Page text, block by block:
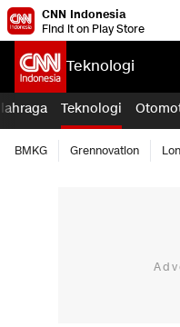
CNN Indonesia
Find it on Play Store
Teknologi
Teknologi
BMKG Grennovation